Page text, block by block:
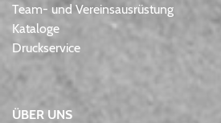
Team- und Vereinsausrüstung
Kataloge
Druckservice
ÜBER UNS